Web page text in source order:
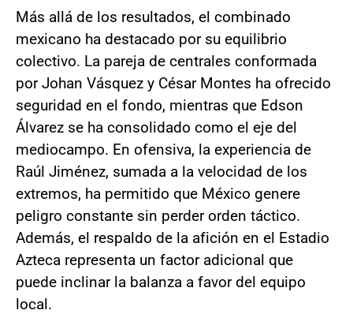
Más allá de los resultados, el combinado
mexicano ha destacado por su equilibrio
colectivo. La pareja de centrales conformada
por Johan Vásquez y César Montes ha ofrecido
seguridad en el fondo, mientras que Edson
Álvarez se ha consolidado como el eje del
mediocampo. En ofensiva, la experiencia de
Raúl Jiménez, sumada a la velocidad de los
extremos, ha permitido que México genere
peligro constante sin perder orden táctico.
Además, el respaldo de la afición en el Estadio
Azteca representa un factor adicional que
puede inclinar la balanza a favor del equipo
local.